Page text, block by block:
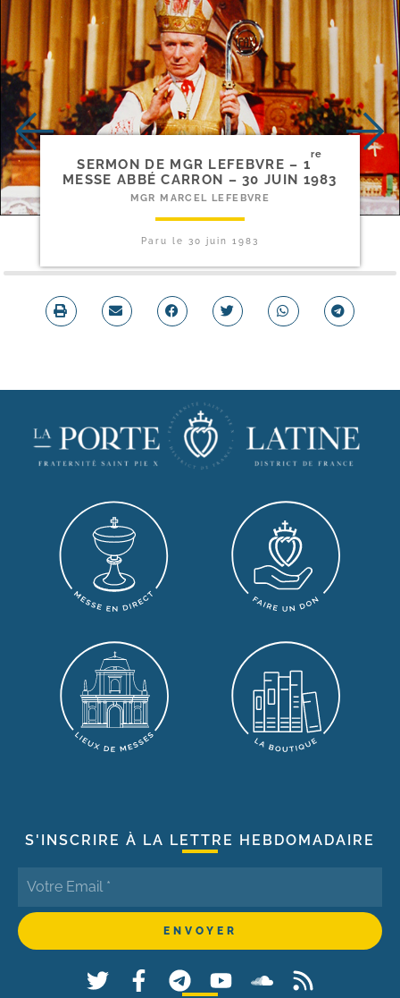
SERMON DE MGR LEFEBVRE – 1
re
MESSE ABBÉ CARRON – 30 JUIN 1983
MGR MARCEL LEFEBVRE
Paru le 30 juin 1983
S'INSCRIRE À LA LETTRE HEBDOMADAIRE